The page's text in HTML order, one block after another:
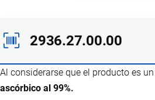
2936.27.00.00
Al considerarse que el producto es un
ascórbico al 99%.